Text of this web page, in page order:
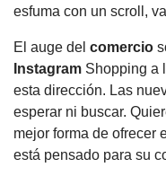
esfuma con un scroll,
El auge del comercio
Instagram Shopping a
esta dirección. Las
esperar ni buscar.
mejor forma de ofrecer
está pensado para su